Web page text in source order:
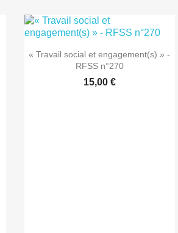
 Aperçu rapide
« Travail social et engagement(s) » -
RFSS n°270
15,00 €